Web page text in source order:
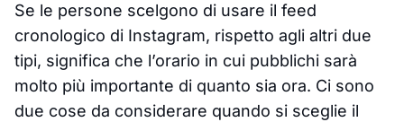
Se le persone scelgono di usare il feed
cronologico di Instagram, rispetto agli altri due
tipi, significa che l’orario in cui pubblichi sarà
molto più importante di quanto sia ora. Ci sono
due cose da considerare quando si sceglie il